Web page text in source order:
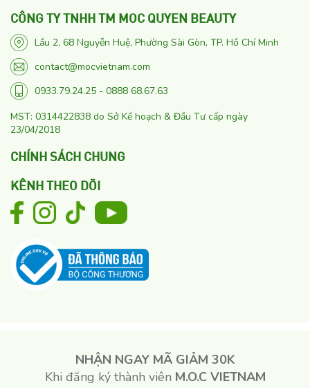
CÔNG TY TNHH TM MOC QUYEN BEAUTY
Lầu 2, 68 Nguyễn Huệ, Phường Sài Gòn, TP. Hồ Chí Minh
contact@mocvietnam.com
0933.79.24.25 - 0888 68.67.63
MST: 0314422838 do Sở Kế hoạch & Đầu Tư cấp ngày
23/04/2018
CHÍNH SÁCH CHUNG
KÊNH THEO DÕI
NHẬN NGAY MÃ GIẢM 30K
Khi đăng ký thành viên M.O.C VIETNAM